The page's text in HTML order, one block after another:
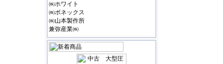
㈱ホワイト
㈱ボネックス
㈱山本製作所
兼弥産業㈱